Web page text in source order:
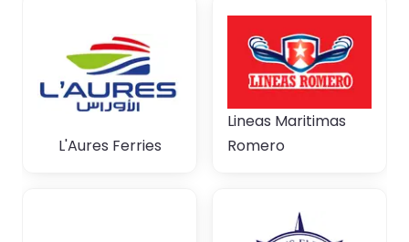
L'Aures Ferries
Lineas Maritimas
Romero